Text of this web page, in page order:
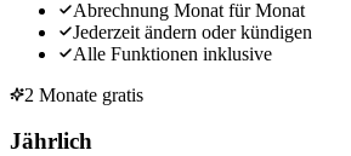
Abrechnung Monat für Monat
Jederzeit ändern oder kündigen
Alle Funktionen inklusive
2 Monate gratis
Jährlich